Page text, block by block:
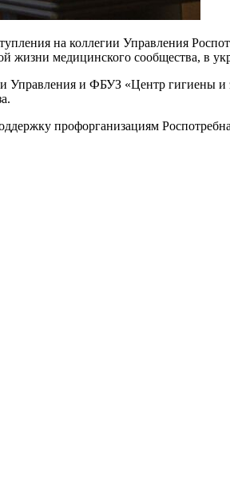
на коллегии Управления
жизни медицинского сообщества, в
Управления и ФБУЗ «Центр
профорганизациям